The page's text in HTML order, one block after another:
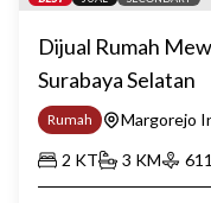
Dijual Rumah
Surabaya Selatan
Rumah
Margorejo
2 KT 3 KM 611